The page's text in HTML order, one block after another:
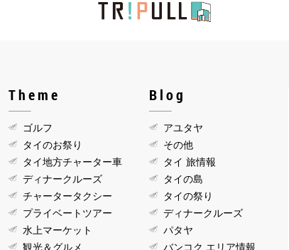
Theme
ゴルフ
タイのお祭り
タイ地方チャーター車
ディナークルーズ
チャータータクシー
プライベートツアー
水上マーケット
観光＆グルメ
Blog
アユタヤ
その他
タイ 旅情報
タイの島
タイの祭り
ディナークルーズ
パタヤ
バンコク エリア情報